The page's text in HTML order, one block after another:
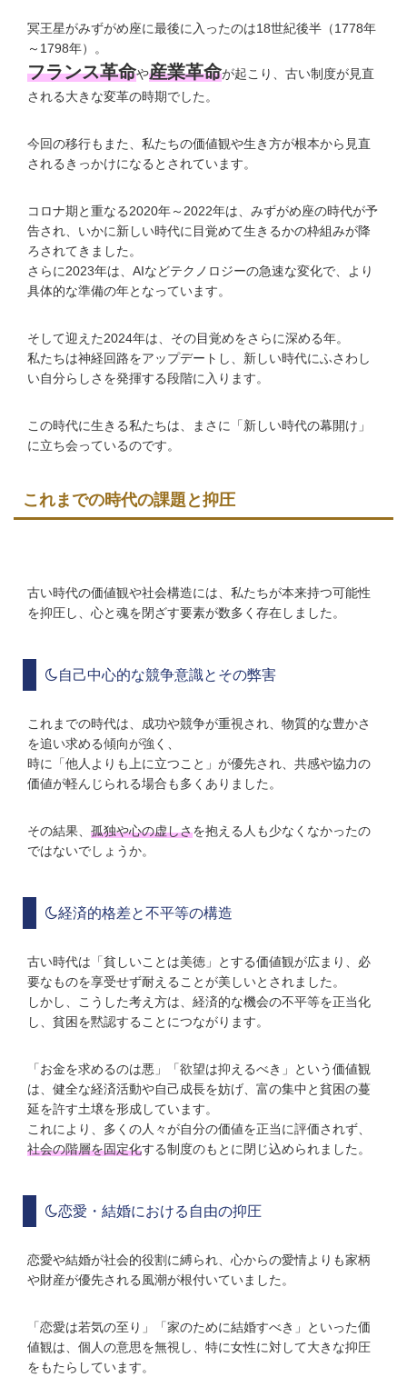
冥王星がみずがめ座に最後に入ったのは18世紀後半（1778年
～1798年）。
フランス革命や産業革命が起こり、古い制度が見直
される大きな変革の時期でした。
今回の移行もまた、私たちの価値観や生き方が根本から見直
されるきっかけになるとされています。
コロナ期と重なる2020年～2022年は、みずがめ座の時代が予
告され、いかに新しい時代に目覚めて生きるかの枠組みが降
ろされてきました。
さらに2023年は、AIなどテクノロジーの急速な変化で、より
具体的な準備の年となっています。
そして迎えた2024年は、その目覚めをさらに深める年。
私たちは神経回路をアップデートし、新しい時代にふさわし
い自分らしさを発揮する段階に入ります。
この時代に生きる私たちは、まさに「新しい時代の幕開け」
に立ち会っているのです。
これまでの時代の課題と抑圧
古い時代の価値観や社会構造には、私たちが本来持つ可能性
を抑圧し、心と魂を閉ざす要素が数多く存在しました。
自己中心的な競争意識とその弊害
これまでの時代は、成功や競争が重視され、物質的な豊かさ
を追い求める傾向が強く、
時に「他人よりも上に立つこと」が優先され、共感や協力の
価値が軽んじられる場合も多くありました。
その結果、 孤独や心の虚しさを抱える人も少なくなかったの
ではないでしょうか。
経済的格差と不平等の構造
古い時代は「貧しいことは美徳」とする価値観が広まり、必
要なものを享受せず耐えることが美しいとされました。
しかし、こうした考え方は、経済的な機会の不平等を正当化
し、貧困を黙認することにつながります。
「お金を求めるのは悪」「欲望は抑えるべき」という価値観
は、健全な経済活動や自己成長を妨げ、富の集中と貧困の蔓
延を許す土壌を形成しています。
これにより、多くの人々が自分の価値を正当に評価されず、
社会の階層を固定化する制度のもとに閉じ込められました。
恋愛・結婚における自由の抑圧
恋愛や結婚が社会的役割に縛られ、心からの愛情よりも家柄
や財産が優先される風潮が根付いていました。
「恋愛は若気の至り」「家のために結婚すべき」といった価
値観は、個人の意思を無視し、特に女性に対して大きな抑圧
をもたらしています。